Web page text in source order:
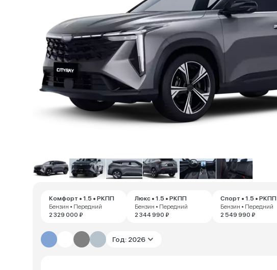
Комфорт • 1.5 • РКПП
Бензин • Передний
2 329 000 ₽
Люкс • 1.5 • РКПП
Бензин • Передний
2 344 990 ₽
Спорт • 1.5 • РКПП
Бензин • Передний
2 549 990 ₽
Год: 2026